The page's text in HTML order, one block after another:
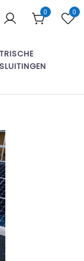
0 0